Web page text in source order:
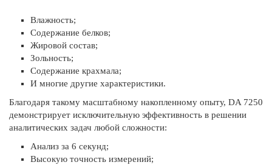
Влажность;
Содержание белков;
Жировой состав;
Зольность;
Содержание крахмала;
И многие другие характеристики.
Благодаря такому масштабному накопленному опыту, DA 7250
демонстрирует исключительную эффективность в решении
аналитических задач любой сложности:
Анализ за 6 секунд;
Высокую точность измерений;